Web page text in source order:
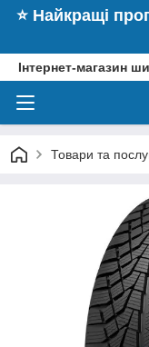
⭐️ Найкращі
Інтернет-магазин
Товари та